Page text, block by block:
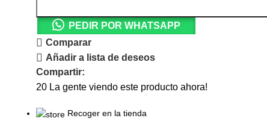
PEDIR POR WHATSAPP
Comparar
Añadir a lista de deseos
Compartir:
20 La gente viendo este producto ahora!
Recoger en la tienda